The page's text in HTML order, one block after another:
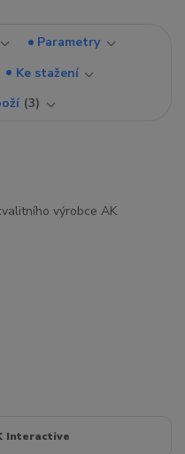
Parametry
Ke stažení
3
výrobce AK
Interactive